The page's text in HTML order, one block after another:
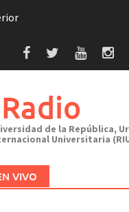
de la República,
Universitaria
VIVO